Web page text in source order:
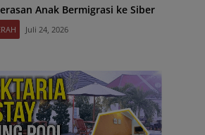
Anak Bermigrasi ke Siber
Juli 24, 2026